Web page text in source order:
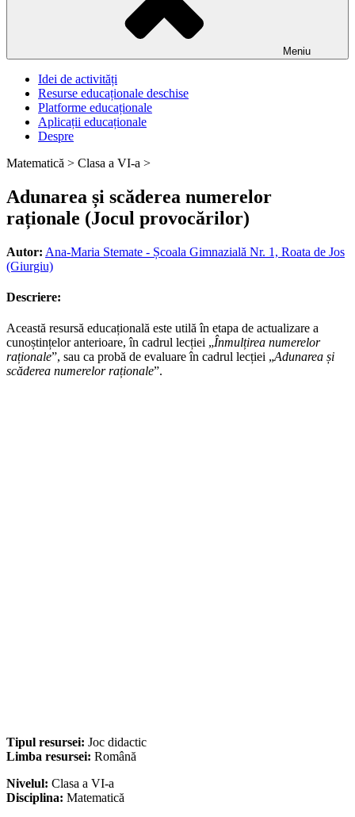
Meniu
Idei de activități
Resurse educaționale deschise
Platforme educaționale
Aplicații educaționale
Despre
Matematică > Clasa a VI-a >
Adunarea și scăderea numerelor
raționale (Jocul provocărilor)
Autor: Ana-Maria Stemate - Școala Gimnazială Nr. 1, Roata de Jos
(Giurgiu)
Descriere:
Această resursă educațională este utilă în etapa de actualizare a
cunoștințelor anterioare, în cadrul lecției „Înmulțirea numerelor
raționale”, sau ca probă de evaluare în cadrul lecției „Adunarea și
scăderea numerelor raționale”.
Tipul resursei: Joc didactic
Limba resursei: Română
Nivelul: Clasa a VI-a
Disciplina: Matematică